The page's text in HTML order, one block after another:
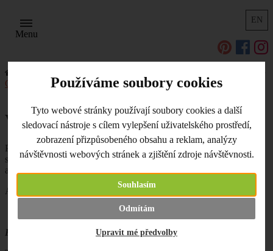
Používáme soubory cookies
Tyto webové stránky používají soubory cookies a další
sledovací nástroje s cílem vylepšení uživatelského prostředí,
zobrazení přizpůsobeného obsahu a reklam, analýzy
návštěvnosti webových stránek a zjištění zdroje návštěvnosti.
Souhlasím
Odmítám
Upravit mé předvolby
EN
Menu
Cardmaking
Vánoční přání 2021
Vánoční přání 2021
Podzimní upršené dny nás nutí zůstávat v teple domova. A kromě
sledování HBO či Netflixu si můžeme vyrobit vánoční přáníčka,
abychom už v prosinci měli klid.
Aneb pár tipů na zajímavá vánoční přáníčka, která udělají radost.
Kartičkové papíry